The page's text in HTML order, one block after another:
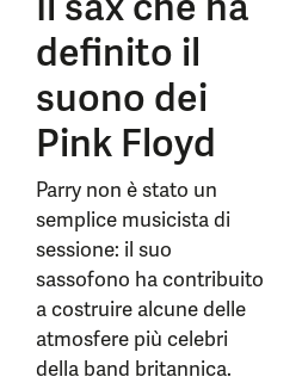
definito il
suono dei
Pink Floyd
Parry non è stato un
semplice musicista di
sessione: il suo
sassofono ha contribuito
a costruire alcune delle
atmosfere più celebri
della band britannica.